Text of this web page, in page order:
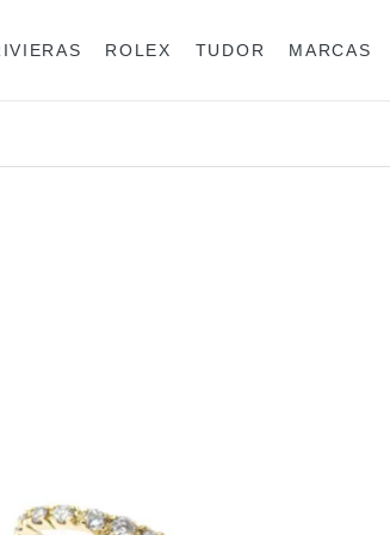
MARCAS
ROLEX TUDOR